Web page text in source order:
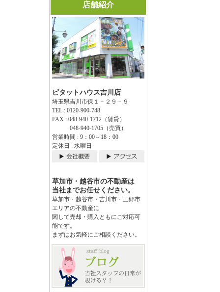
店舗紹介
ピタットハウス吉川店
埼玉県吉川市保１－２９－９
TEL : 0120-900-748
FAX : 048-940-1712（賃貸）
048-940-1705（売買）
営業時間 : 9：00～18：00
定休日 : 水曜日
草加市・越谷市の不動産は
当社までお任せください。
草加市・越谷市・吉川市・三郷市
エリアの不動産に
関して売却・購入ともにご対応可
能です。
まずはお気軽にご相談ください。